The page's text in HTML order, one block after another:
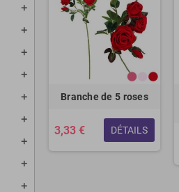
Branche de 5 roses
3,33 € DÉTAILS